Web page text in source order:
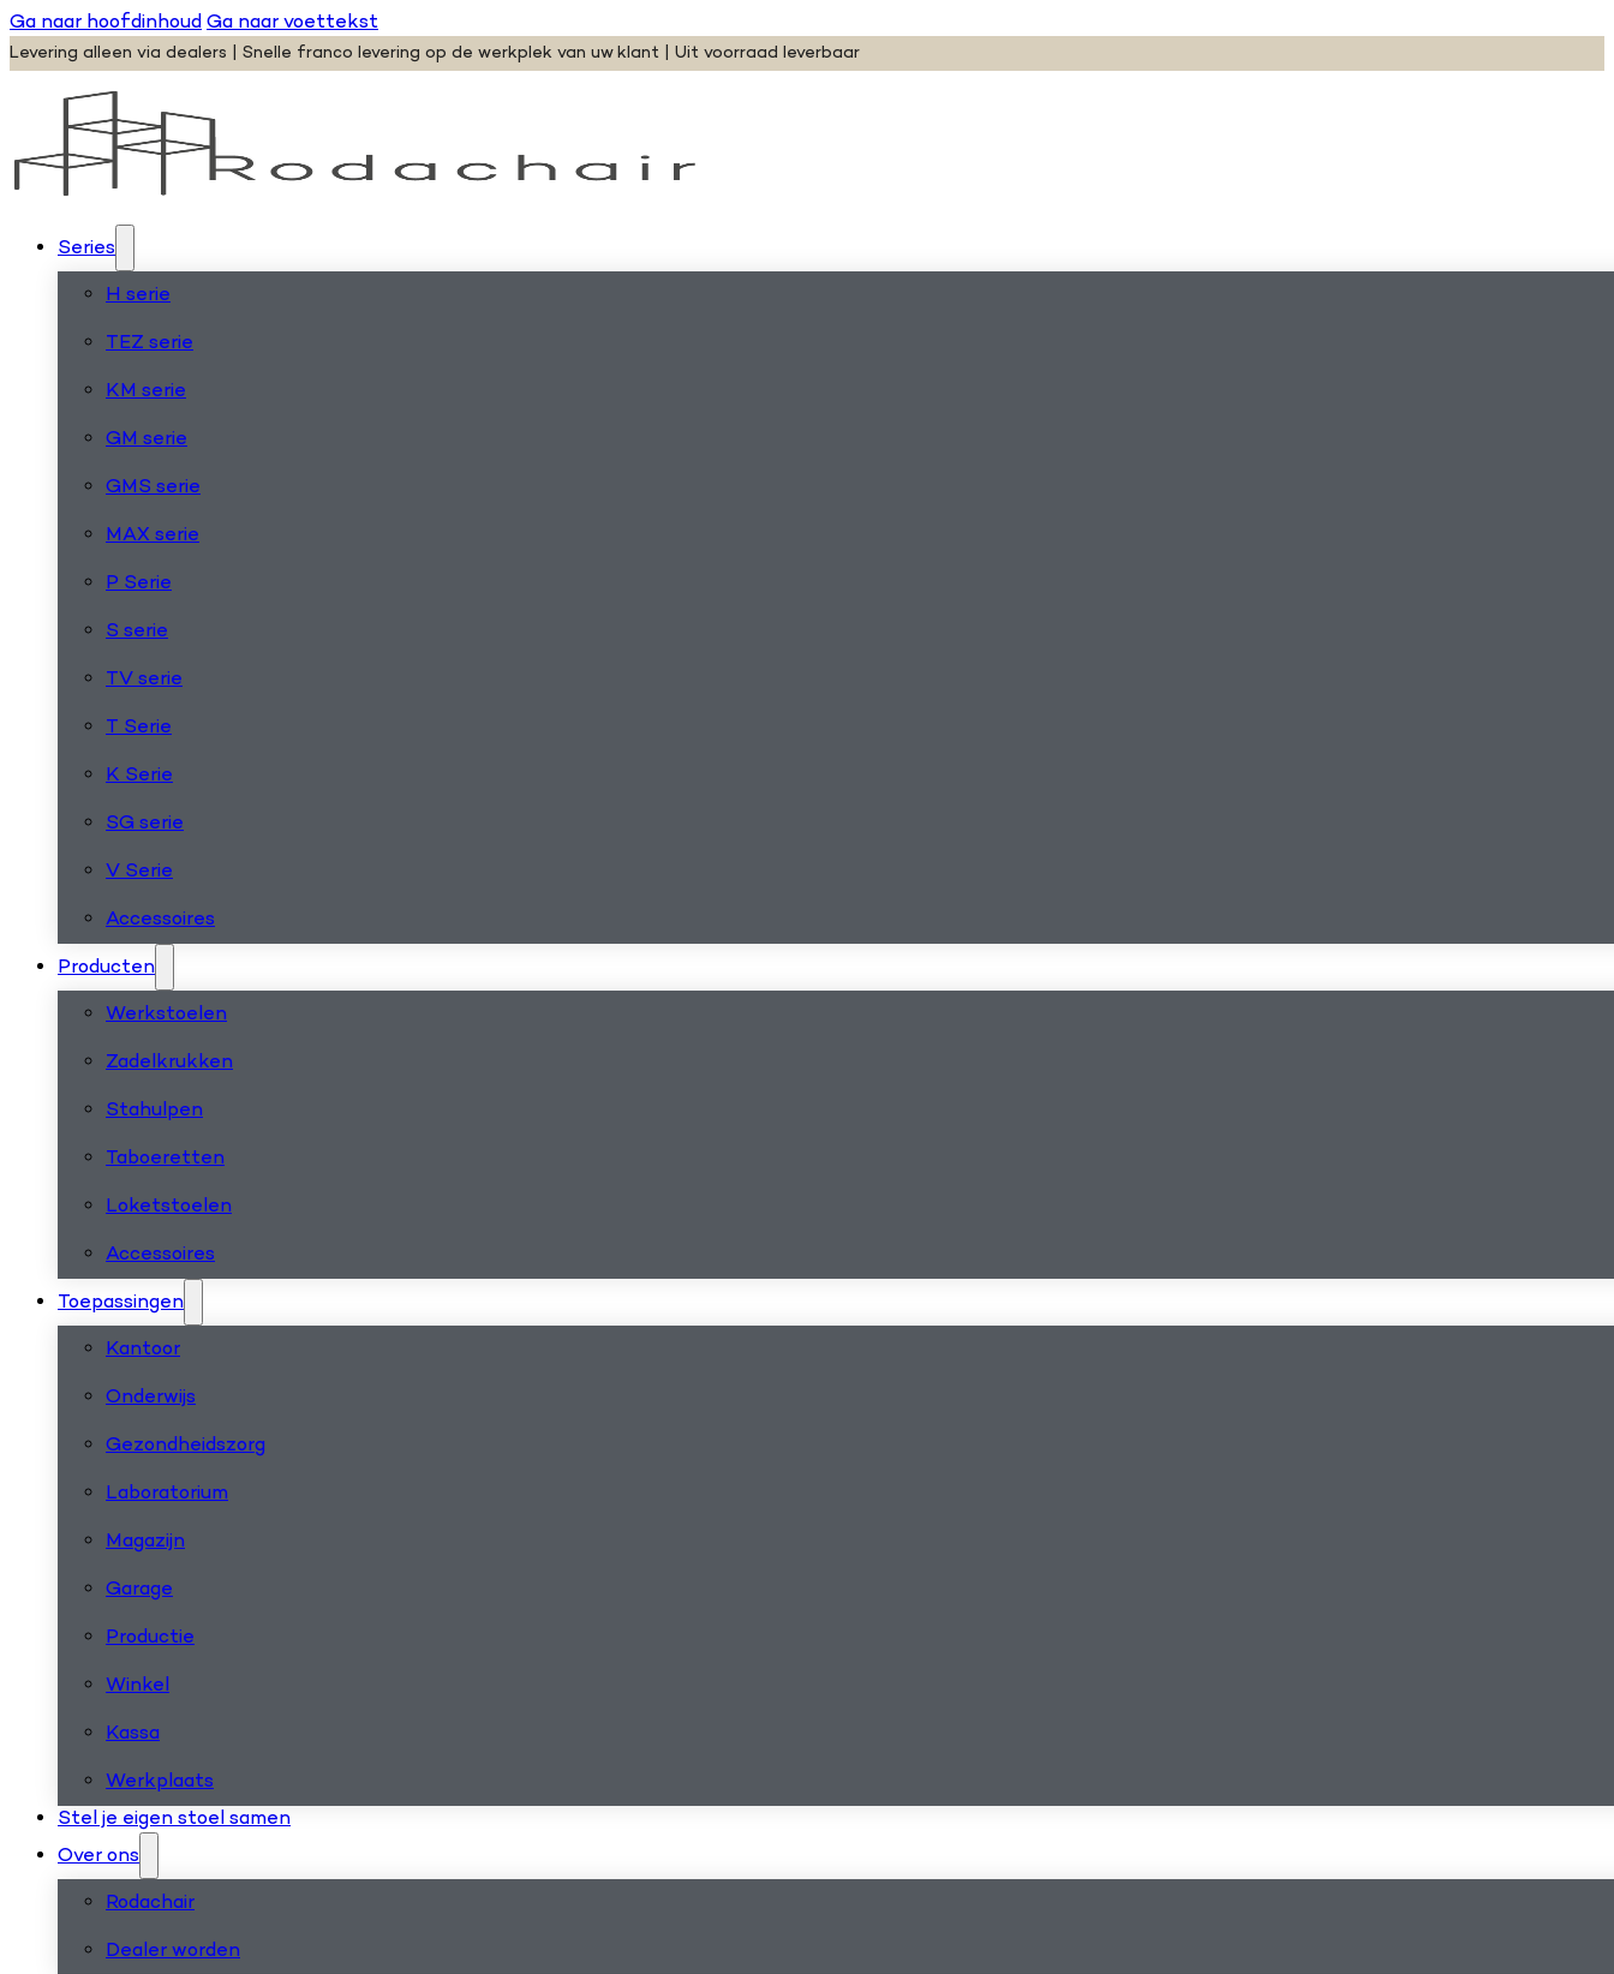
Ga naar hoofdinhoudGa naar voettekst
Levering alleen via dealers | Snelle franco levering op de werkplek van uw klant | Uit voorraad leverbaar
Series
H serie
TEZ serie
KM serie
GM serie
GMS serie
MAX serie
P Serie
S serie
TV serie
T Serie
K Serie
SG serie
V Serie
Accessoires
Producten
Werkstoelen
Zadelkrukken
Stahulpen
Taboeretten
Loketstoelen
Accessoires
Toepassingen
Kantoor
Onderwijs
Gezondheidszorg
Laboratorium
Magazijn
Garage
Productie
Winkel
Kassa
Werkplaats
Stel je eigen stoel samen
Over ons
Rodachair
Dealer worden